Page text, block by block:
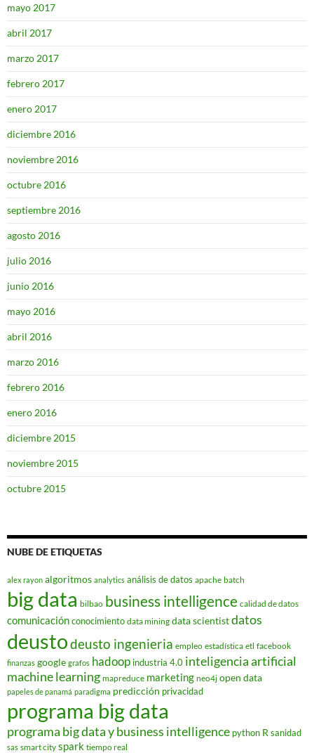
mayo 2017
abril 2017
marzo 2017
febrero 2017
enero 2017
diciembre 2016
noviembre 2016
octubre 2016
septiembre 2016
agosto 2016
julio 2016
junio 2016
mayo 2016
abril 2016
marzo 2016
febrero 2016
enero 2016
diciembre 2015
noviembre 2015
octubre 2015
NUBE DE ETIQUETAS
alex rayon algoritmos analytics análisis de datos apache batch
big data bilbao business intelligence calidad de datos
comunicaciónconocimiento data mining data scientistdatos
deustodeusto ingenieria empleo estadística etl facebook
finanzas google grafos hadoop industria 4.0 inteligencia artificial
machine learning mapreduce marketing neo4j open data
papeles de panamá paradigma predicción privacidad
programa big data
programa big data y business intelligence python R sanidad
sas smart city spark tiempo real